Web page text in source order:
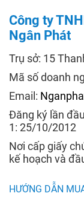
Công ty
Ngân Phát
Trụ sở: 15
Mã số doanh
Email:
Đăng ký lần
1: 25/10/2012
Nơi cấp giấy
kế hoạch và
HƯỚNG DẪN